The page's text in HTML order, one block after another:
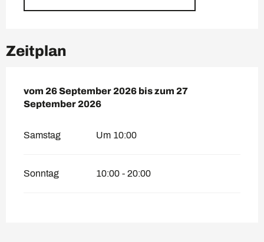
Zeitplan
vom 26 September 2026 bis zum 27 September
vom 26 September 2026 bis zum 27
September 2026
Samstag Um 10:00
Sonntag 10:00 - 20:00